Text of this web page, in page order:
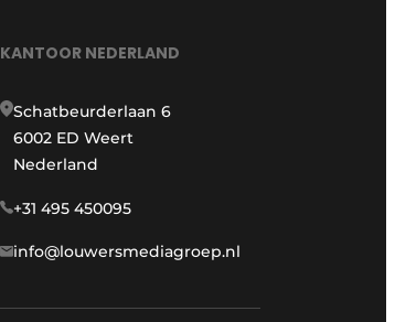
KANTOOR NEDERLAND
Schatbeurderlaan 6
6002 ED Weert
Nederland
+31 495 450095
info@louwersmediagroep.nl